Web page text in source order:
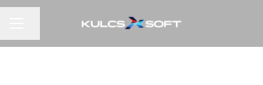
Oldal megosztása